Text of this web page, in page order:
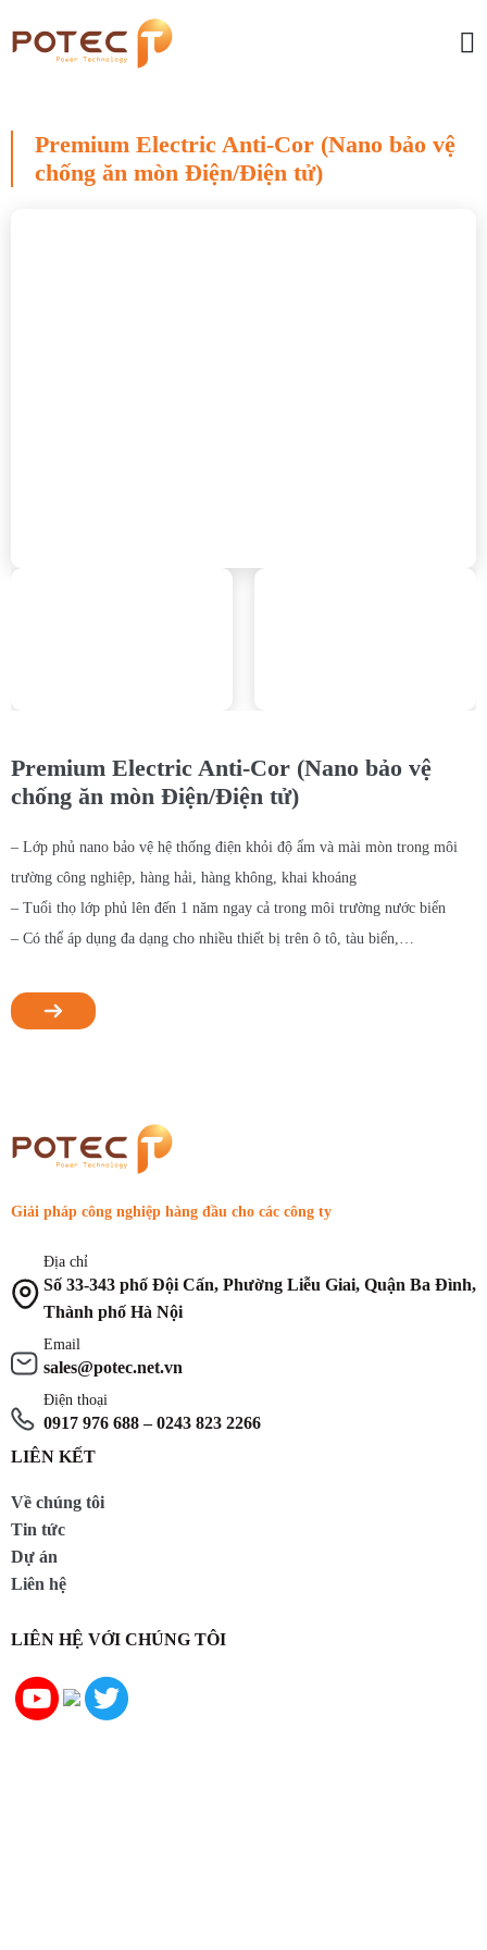
Premium Electric Anti-Cor (Nano bảo vệ
chống ăn mòn Điện/Điện tử)
Premium Electric Anti-Cor (Nano bảo vệ
chống ăn mòn Điện/Điện tử)
– Lớp phủ nano bảo vệ hệ thống điện khỏi độ ẩm và mài mòn trong môi
trường công nghiệp, hàng hải, hàng không, khai khoáng
– Tuổi thọ lớp phủ lên đến 1 năm ngay cả trong môi trường nước biển
– Có thể áp dụng đa dạng cho nhiều thiết bị trên ô tô, tàu biển,…
Giải pháp công nghiệp hàng đầu cho các công ty
Địa chỉ
Số 33-343 phố Đội Cấn, Phường Liễu Giai, Quận Ba Đình,
Thành phố Hà Nội
Email
sales@potec.net.vn
Điện thoại
0917 976 688 – 0243 823 2266
LIÊN KẾT
Về chúng tôi
Tin tức
Dự án
Liên hệ
LIÊN HỆ VỚI CHÚNG TÔI